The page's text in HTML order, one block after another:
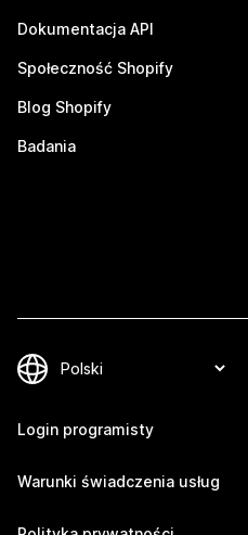
Dokumentacja API
Społeczność Shopify
Blog Shopify
Badania
Login programisty
Warunki świadczenia usług